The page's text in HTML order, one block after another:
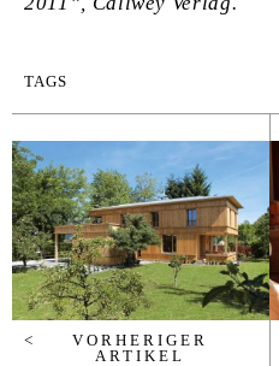
TAGS
VORHERIGER
ARTIKEL